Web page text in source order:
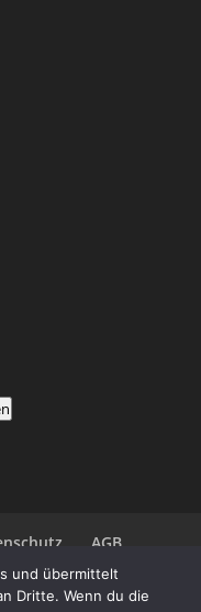
AGB
und übermittelt
Dritte. Wenn du die